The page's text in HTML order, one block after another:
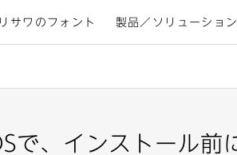
サワのフォント 製品／ソリューション
で、インストール前